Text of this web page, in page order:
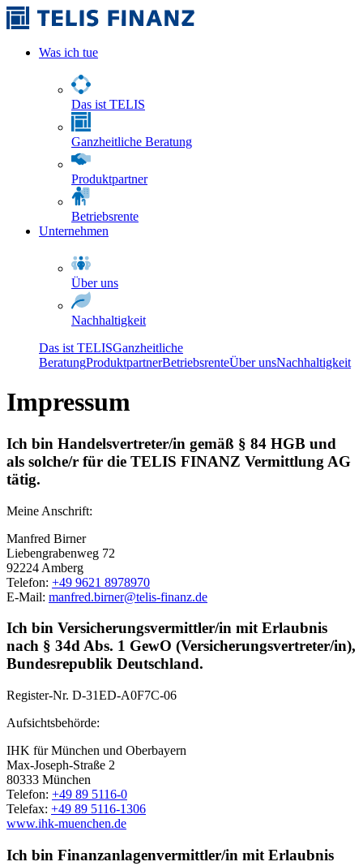
Was ich tue
Das ist TELIS
Ganzheitliche Beratung
Produktpartner
Betriebsrente
Unternehmen
Über uns
Nachhaltigkeit
Das ist TELISGanzheitliche
BeratungProduktpartnerBetriebsrenteÜber unsNachhaltigkeit
Impressum
Ich bin Handelsvertreter/in gemäß § 84 HGB und
als solche/r für die TELIS FINANZ Vermittlung AG
tätig.
Meine Anschrift:
Manfred Birner
Liebengrabenweg 72
92224 Amberg
Telefon: +49 9621 8978970
E-Mail: manfred.birner@telis-finanz.de
Ich bin Versicherungsvermittler/in mit Erlaubnis
nach § 34d Abs. 1 GewO (Versicherungsvertreter/in),
Bundesrepublik Deutschland.
Register-Nr. D-31ED-A0F7C-06
Aufsichtsbehörde:
IHK für München und Oberbayern
Max-Joseph-Straße 2
80333 München
Telefon: +49 89 5116-0
Telefax: +49 89 5116-1306
www.ihk-muenchen.de
Ich bin Finanzanlagenvermittler/in mit Erlaubnis